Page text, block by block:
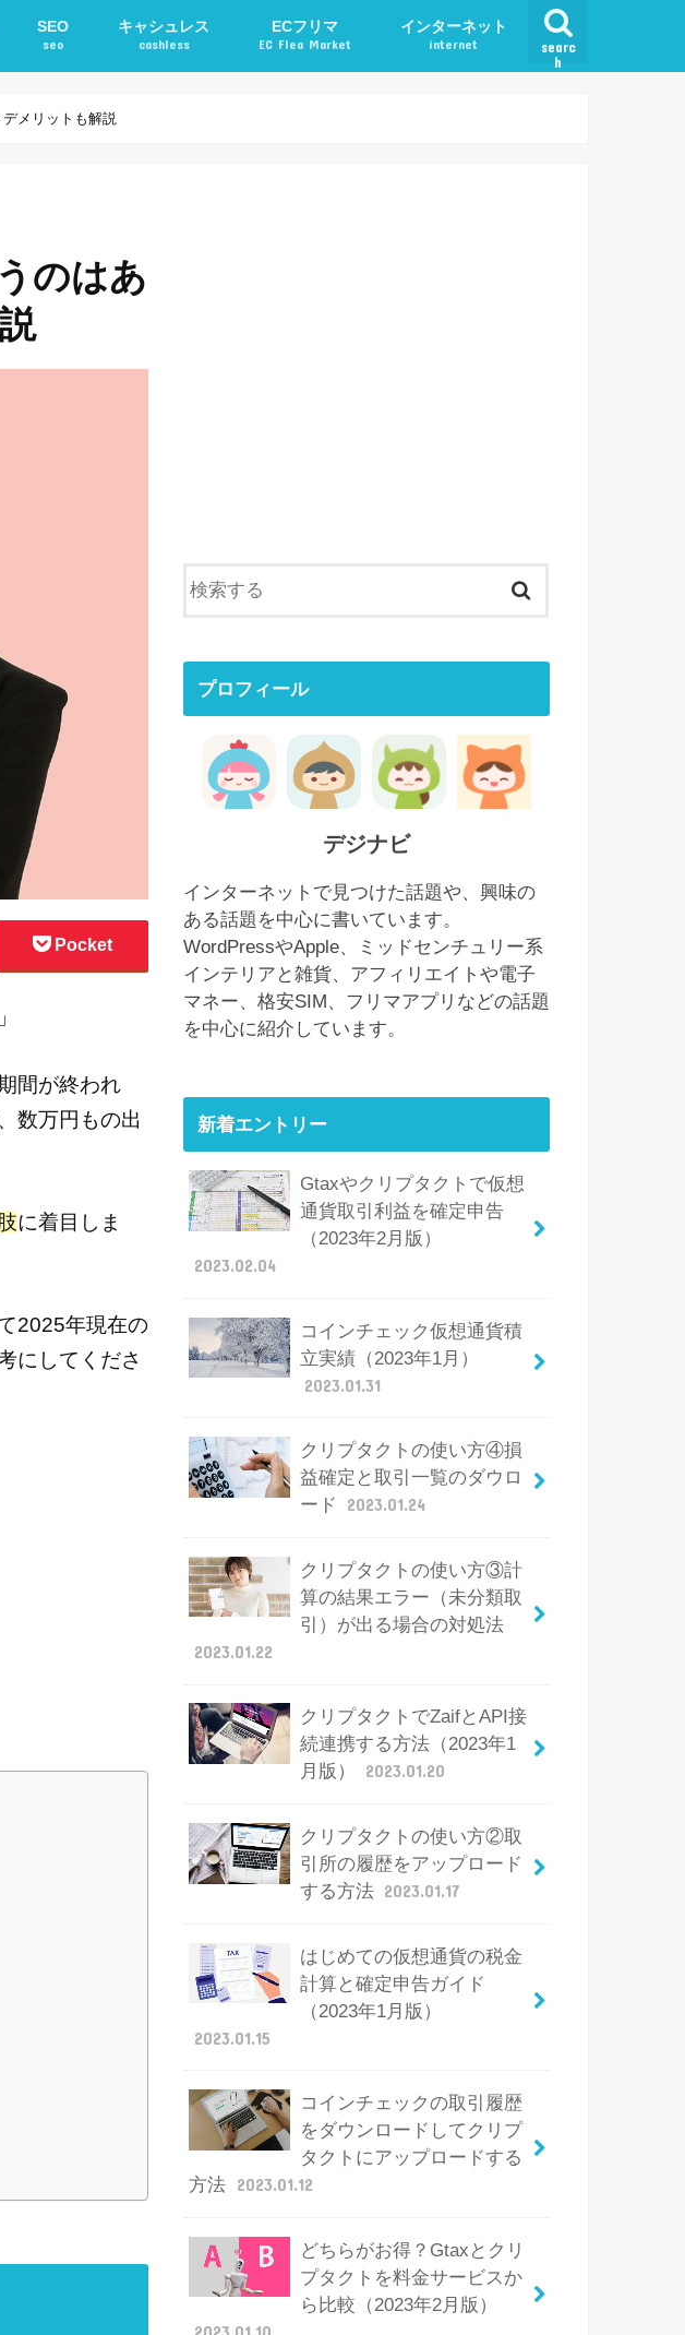
searc
h
SEO
seo
キャシュレス
cashless
ECフリマ
EC Flea Market
インターネット
internet
メリットも解説
のはあ
Pocket
間が終われ
数万円もの出
に着目しま
2025年現在の
にしてくださ
プロフィール
デジナビ
インターネットで見つけた話題や、興味の
ある話題を中心に書いています。
WordPressやApple、ミッドセンチュリー系
インテリアと雑貨、アフィリエイトや電子
マネー、格安SIM、フリマアプリなどの話題
を中心に紹介しています。
新着エントリー
Gtaxやクリプタクトで仮想
通貨取引利益を確定申告
（2023年2月版）
2023.02.04
コインチェック仮想通貨積
立実績（2023年1月）
2023.01.31
クリプタクトの使い方④損
益確定と取引一覧のダウロ
ード
2023.01.24
クリプタクトの使い方③計
算の結果エラー（未分類取
引）が出る場合の対処法
2023.01.22
クリプタクトでZaifとAPI接
続連携する方法（2023年1
月版）
2023.01.20
クリプタクトの使い方②取
引所の履歴をアップロード
する方法 2023.01.17
はじめての仮想通貨の税金
計算と確定申告ガイド
（2023年1月版）
2023.01.15
コインチェックの取引履歴
をダウンロードしてクリプ
タクトにアップロードする
方法
2023.01.12
どちらがお得？Gtaxとクリ
プタクトを料金サービスか
ら比較（2023年2月版）